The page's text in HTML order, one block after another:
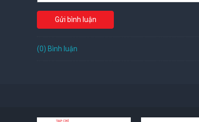
Gửi bình luận
(0) Bình luận